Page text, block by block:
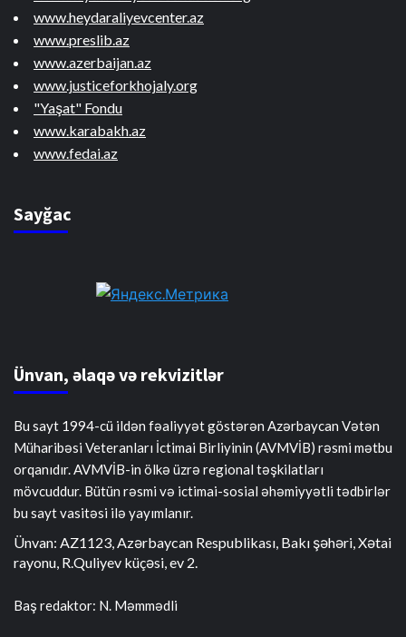
www.heydaraliyevcenter.az
www.preslib.az
www.azerbaijan.az
www.justiceforkhojaly.org
"Yaşat" Fondu
www.karabakh.az
www.fedai.az
Sayğac
Ünvan, əlaqə və rekvizitlər
Bu sayt 1994-cü ildən fəaliyyət göstərən Azərbaycan Vətən
Müharibəsi Veteranları İctimai Birliyinin (AVMVİB) rəsmi mətbu
orqanıdır. AVMVİB-in ölkə üzrə regional təşkilatları
mövcuddur. Bütün rəsmi və ictimai-sosial əhəmiyyətli tədbirlər
bu sayt vasitəsi ilə yayımlanır.
Ünvan: AZ1123, Azərbaycan Respublikası, Bakı şəhəri, Xətai
rayonu, R.Quliyev küçəsi, ev 2.
Baş redaktor: N. Məmmədli